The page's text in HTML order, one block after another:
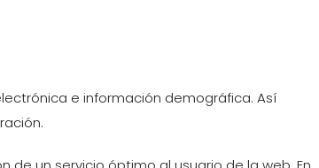
e información demográfica. Así